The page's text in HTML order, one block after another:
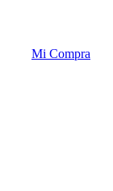
Mi Compra